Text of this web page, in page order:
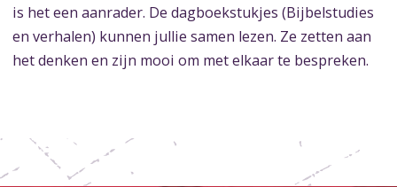
is het een aanrader. De dagboekstukjes (Bijbelstudies
en verhalen) kunnen jullie samen lezen. Ze zetten aan
het denken en zijn mooi om met elkaar te bespreken.